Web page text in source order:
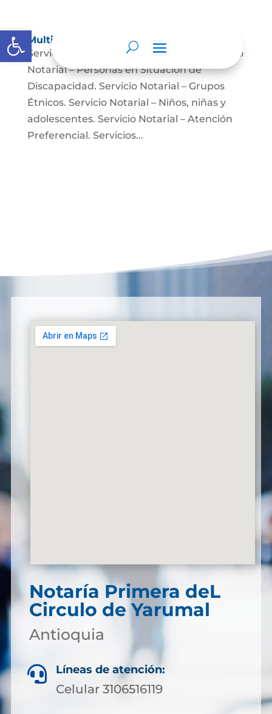
Abrir barra de herramientas
Multimedia
Servicio Notarial – Fuerzas Militares. Servicio
Notarial – Personas en Situación de
Discapacidad. Servicio Notarial – Grupos
Étnicos. Servicio Notarial – Niños, niñas y
adolescentes. Servicio Notarial – Atención
Preferencial. Servicios...
Notaría Primera deL
Circulo de Yarumal
Antioquia
 Líneas de atención:
Celular 3106516119